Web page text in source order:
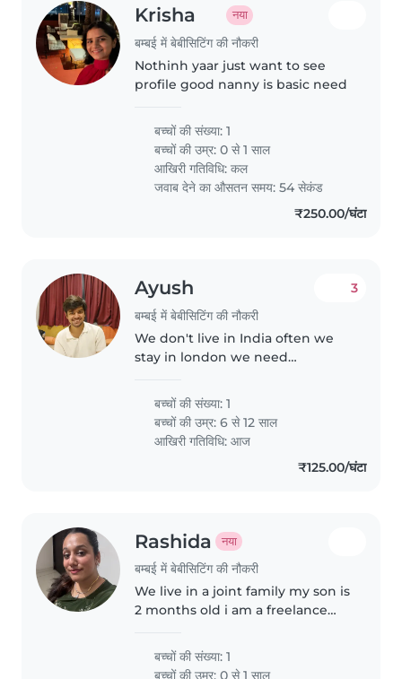
Krisha नया
बम्बई में बेबीसिटिंग की नौकरी
Nothinh yaar just want to see
profile good nanny is basic need
बच्चों की संख्या: 1
बच्चों की उम्र:0 से 1 साल
आखिरी गतिविधि: कल
जवाब देने का औसतन समय: 54 सेकंड
₹250.00/घंटा
Ayush
बम्बई में बेबीसिटिंग की नौकरी
3
We don't live in India often we
stay in london we need
बच्चों की संख्या: 1
बच्चों की उम्र:6 से 12 साल
आखिरी गतिविधि: आज
₹125.00/घंटा
Rashida नया
बम्बई में बेबीसिटिंग की नौकरी
We live in a joint family my son is
2 months old i am a freelance
babysitter when i need to go to
बच्चों की संख्या: 1
बच्चों की उम्र:0 से 1 साल